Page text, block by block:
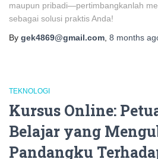
maupun pribadi—pertimbangkanlah
sebagai solusi praktis Anda!
By gek4869@gmail.com 8 months
TEKNOLOGI
Kursus Online:
Belajar yang
Pandangku